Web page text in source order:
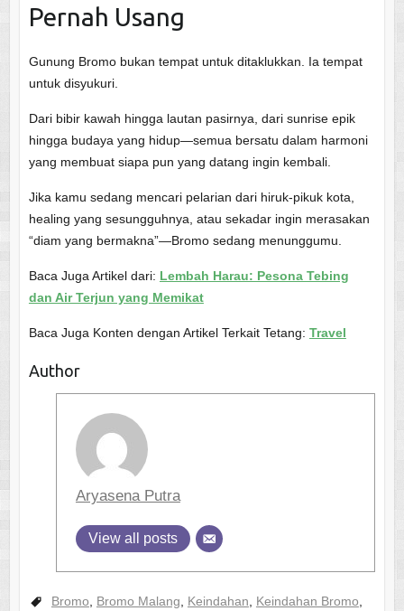
Pernah Usang
Gunung Bromo bukan tempat untuk ditaklukkan. Ia tempat
untuk disyukuri.
Dari bibir kawah hingga lautan pasirnya, dari sunrise epik
hingga budaya yang hidup—semua bersatu dalam harmoni
yang membuat siapa pun yang datang ingin kembali.
Jika kamu sedang mencari pelarian dari hiruk-pikuk kota,
healing yang sesungguhnya, atau sekadar ingin merasakan
“diam yang bermakna”—Bromo sedang menunggumu.
Baca Juga Artikel dari: Lembah Harau: Pesona Tebing
dan Air Terjun yang Memikat
Baca Juga Konten dengan Artikel Terkait Tetang: Travel
Author
Aryasena Putra
View all posts
Bromo Bromo Malang Keindahan Keindahan Bromo